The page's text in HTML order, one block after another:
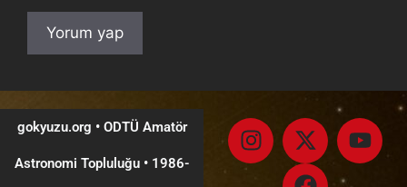
gokyuzu.org • ODTÜ Amatör
Astronomi Topluluğu •1986-